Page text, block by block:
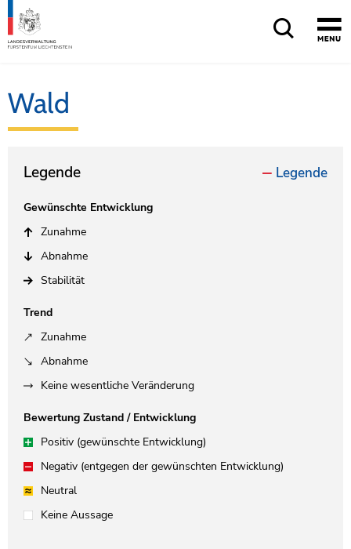
Wald
Legende Legende
Gewünschte Entwicklung
Zunahme
Abnahme
Stabilität
Trend
Zunahme
Abnahme
Keine wesentliche Veränderung
Bewertung Zustand / Entwicklung
Positiv (gewünschte Entwicklung)
Negativ (entgegen der gewünschten Entwicklung)
Neutral
Keine Aussage